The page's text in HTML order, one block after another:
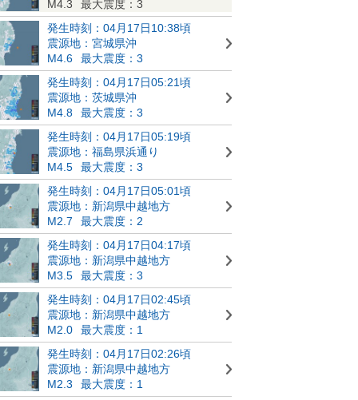
M4.3
最大震度：3
発生時刻：04月17日10:38頃
震源地：宮城県沖
M4.6
最大震度：3
発生時刻：04月17日05:21頃
震源地：茨城県沖
M4.8
最大震度：3
発生時刻：04月17日05:19頃
震源地：福島県浜通り
M4.5
最大震度：3
発生時刻：04月17日05:01頃
震源地：新潟県中越地方
M2.7
最大震度：2
発生時刻：04月17日04:17頃
震源地：新潟県中越地方
M3.5
最大震度：3
発生時刻：04月17日02:45頃
震源地：新潟県中越地方
M2.0
最大震度：1
発生時刻：04月17日02:26頃
震源地：新潟県中越地方
M2.3
最大震度：1